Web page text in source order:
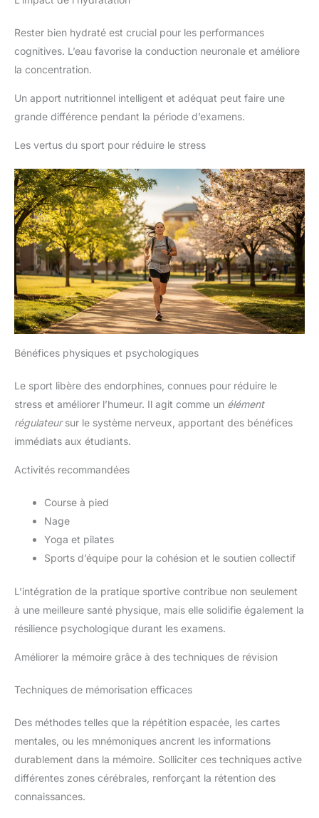
Rester bien hydraté est crucial pour les performances
cognitives. L’eau favorise la conduction neuronale et améliore
la concentration.
Un apport nutritionnel intelligent et adéquat peut faire une
grande différence pendant la période d’examens.
Les vertus du sport pour réduire le stress
Bénéfices physiques et psychologiques
Le sport libère des endorphines, connues pour réduire le
stress et améliorer l’humeur. Il agit comme un élément
régulateursur le système nerveux, apportant des bénéfices
immédiats aux étudiants.
Activités recommandées
Course à pied
Nage
Yoga et pilates
Sports d’équipe pour la cohésion et le soutien collectif
L’intégration de la pratique sportive contribue non seulement
à une meilleure santé physique, mais elle solidifie également la
résilience psychologique durant les examens.
Améliorer la mémoire grâce à des techniques de révision
Techniques de mémorisation efficaces
Des méthodes telles que la répétition espacée, les cartes
mentales, ou les mnémoniques ancrent les informations
durablement dans la mémoire. Solliciter ces techniques active
différentes zones cérébrales, renforçant la rétention des
connaissances.